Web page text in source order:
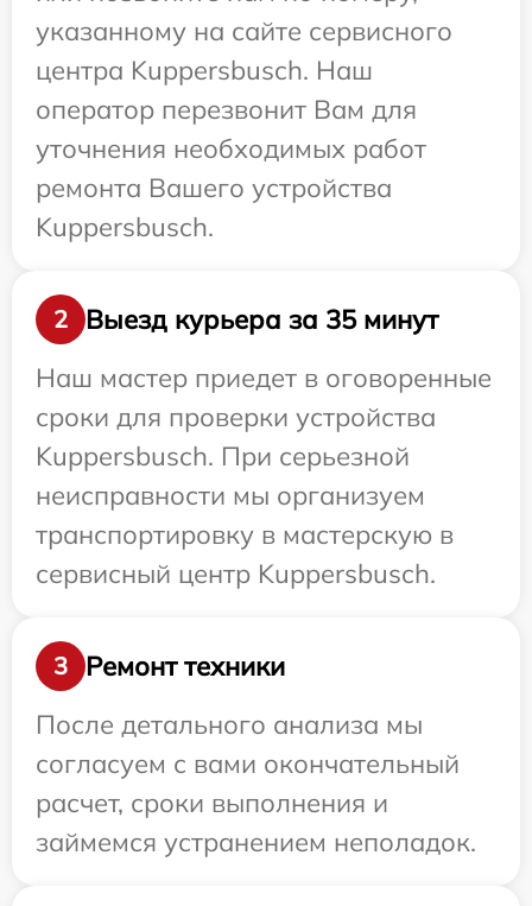
указанному на сайте сервисного
центра Kuppersbusch. Наш
оператор перезвонит Вам для
уточнения необходимых работ
ремонта Вашего устройства
Kuppersbusch.
2
Выезд курьера за 35 минут
Наш мастер приедет в оговоренные
сроки для проверки устройства
Kuppersbusch. При серьезной
неисправности мы организуем
транспортировку в мастерскую в
сервисный центр Kuppersbusch.
3
Ремонт техники
После детального анализа мы
согласуем с вами окончательный
расчет, сроки выполнения и
займемся устранением неполадок.